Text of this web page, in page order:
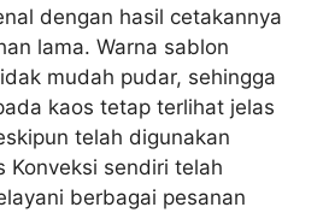
dengan hasil cetakannya
lama. Warna sablon
mudah pudar, sehingga
kaos tetap terlihat jelas
telah digunakan
Konveksi sendiri telah
berbagai pesanan